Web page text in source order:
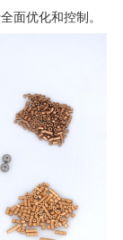
面优化和控制。